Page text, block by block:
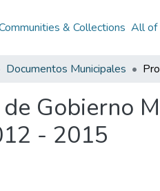
& Collections All of
Documentos Municipales
Gobierno
- 2015